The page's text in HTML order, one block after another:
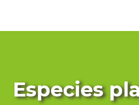
Especies